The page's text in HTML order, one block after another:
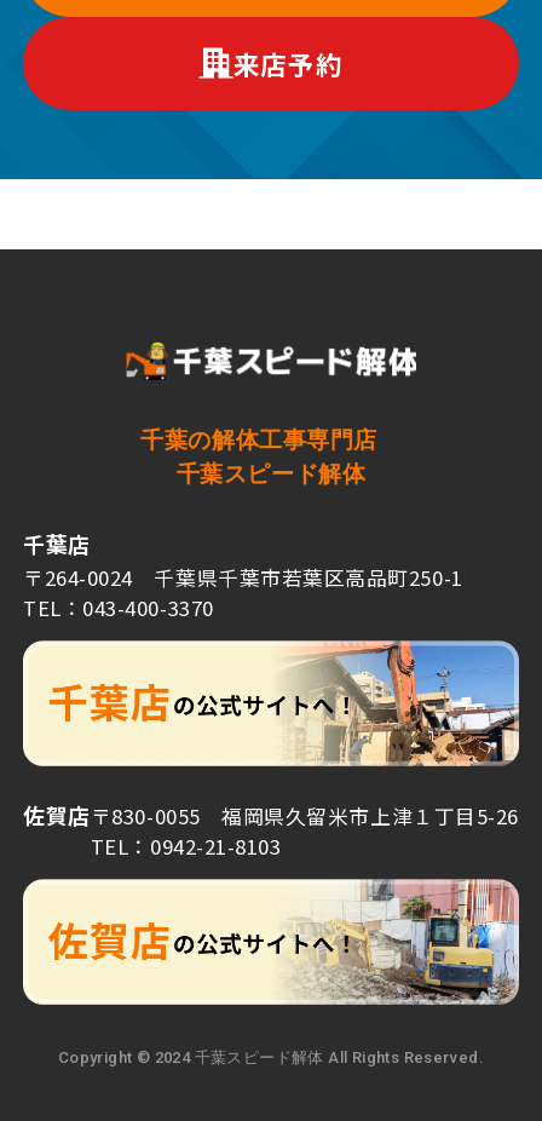
来店予約
千葉の解体工事専門店
千葉スピード解体
千葉店
〒264-0024 千葉県千葉市若葉区高品町250-1
TEL：043-400-3370
佐賀店〒830-0055 福岡県久留米市上津１丁目5-26
TEL：0942-21-8103
Copyright © 2024 千葉スピード解体 All Rights Reserved.